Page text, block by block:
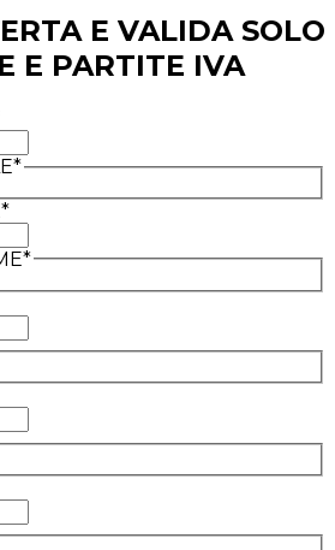
E VALIDA SOLO
E PARTITE IVA